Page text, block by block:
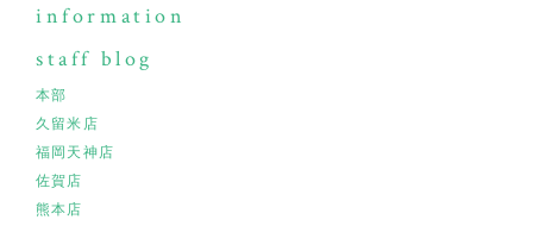
information
staff blog
本部
久留米店
福岡天神店
佐賀店
熊本店